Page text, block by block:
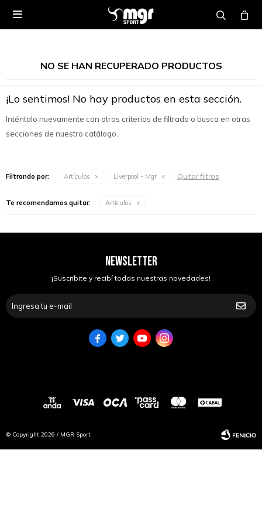

NO SE HAN RECUPERADO PRODUCTOS
¡Lo sentimos! No hay productos en esta sección.
Inténtalo nuevamente con otros criterios de filtrado o busca en otras
secciones de nuestro catálogo.
Filtrando por: Artículos Liverpool - Mgr Quitar filtros
Te recomendamos quitar: Artículos
NEWSLETTER
¡Suscribite y recibí todas nuestras novedades!
   
© Copyright 2026 / MGR Sport